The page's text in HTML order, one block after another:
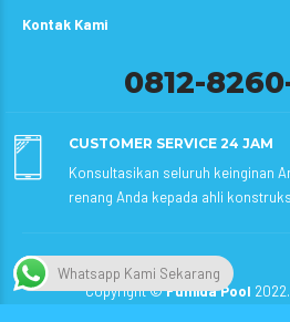
Kontak Kami
0812-
CUSTOMER SERVICE 24 JAM
Konsultasikan seluruh keinginan
renang Anda kepada ahli
Copyright ©Fumida Pool
Whatsapp Kami Sekarang